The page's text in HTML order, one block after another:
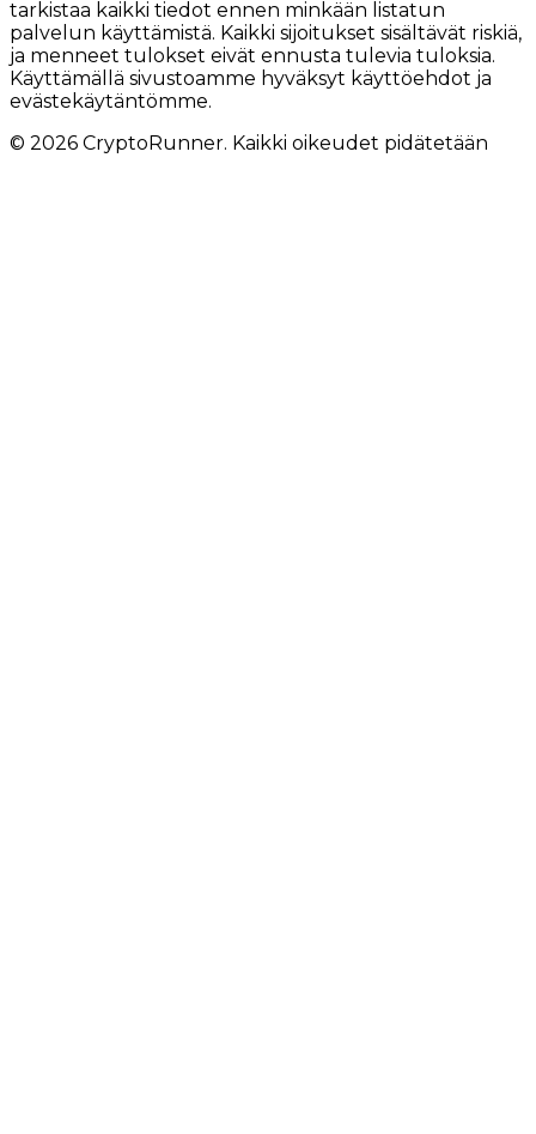
tarkistaa kaikki tiedot ennen minkään listatun
palvelun käyttämistä. Kaikki sijoitukset sisältävät riskiä,
ja menneet tulokset eivät ennusta tulevia tuloksia.
Käyttämällä sivustoamme hyväksyt käyttöehdot ja
evästekäytäntömme.
© 2026 CryptoRunner. Kaikki oikeudet pidätetään